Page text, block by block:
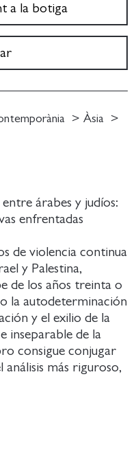
árabes y judíos:
enfrentadas
de violencia continua
y Palestina,
de los años treinta o
la autodeterminación
y el exilio de la
inseparable de la
consigue conjugar
más riguroso,
elaborado hasta la
presente y
más polarizador
a la botiga
Àsia